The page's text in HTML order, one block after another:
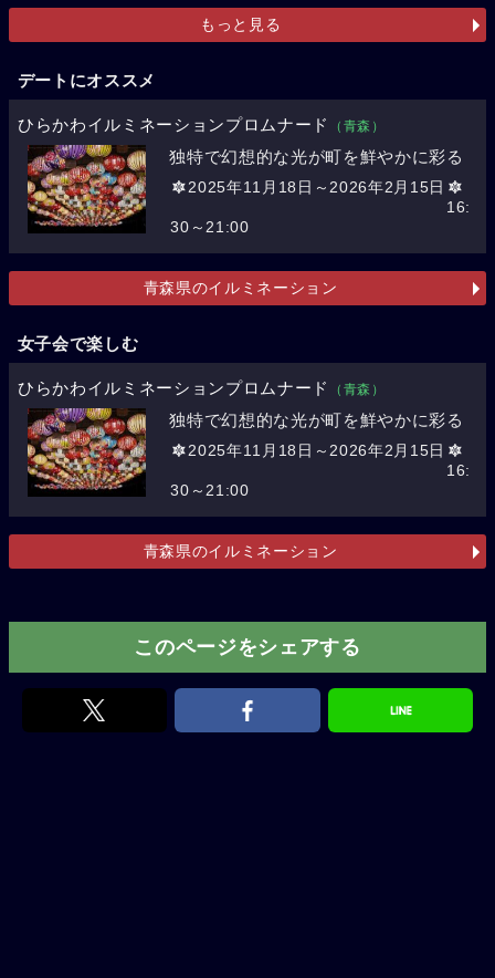
もっと見る
デートにオススメ
ひらかわイルミネーションプロムナード （青森）
独特で幻想的な光が町を鮮やかに彩る
2025年11月18日～2026年2月15日
16:
30～21:00
青森県のイルミネーション
女子会で楽しむ
ひらかわイルミネーションプロムナード （青森）
独特で幻想的な光が町を鮮やかに彩る
2025年11月18日～2026年2月15日
16:
30～21:00
青森県のイルミネーション
このページをシェアする